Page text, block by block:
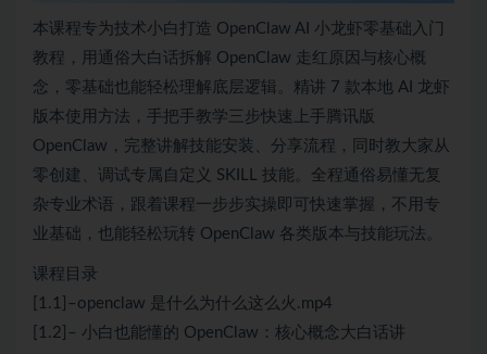
本课程专为技术小白打造 OpenClaw AI 小龙虾零基础入门
教程，用通俗大白话拆解 OpenClaw 走红原因与核心概
念，零基础也能轻松理解底层逻辑。精讲 7 款本地 AI 龙虾
版本使用方法，手把手教学三步快速上手腾讯版
OpenClaw，完整讲解技能安装、分享流程，同时教大家从
零创建、调试专属自定义 SKILL 技能。全程通俗易懂无复
杂专业术语，跟着课程一步步实操即可快速掌握，不用专
业基础，也能轻松玩转 OpenClaw 各类版本与技能玩法。
课程目录
[1.1]–openclaw 是什么为什么这么火.mp4
[1.2]– 小白也能懂的 OpenClaw：核心概念大白话讲